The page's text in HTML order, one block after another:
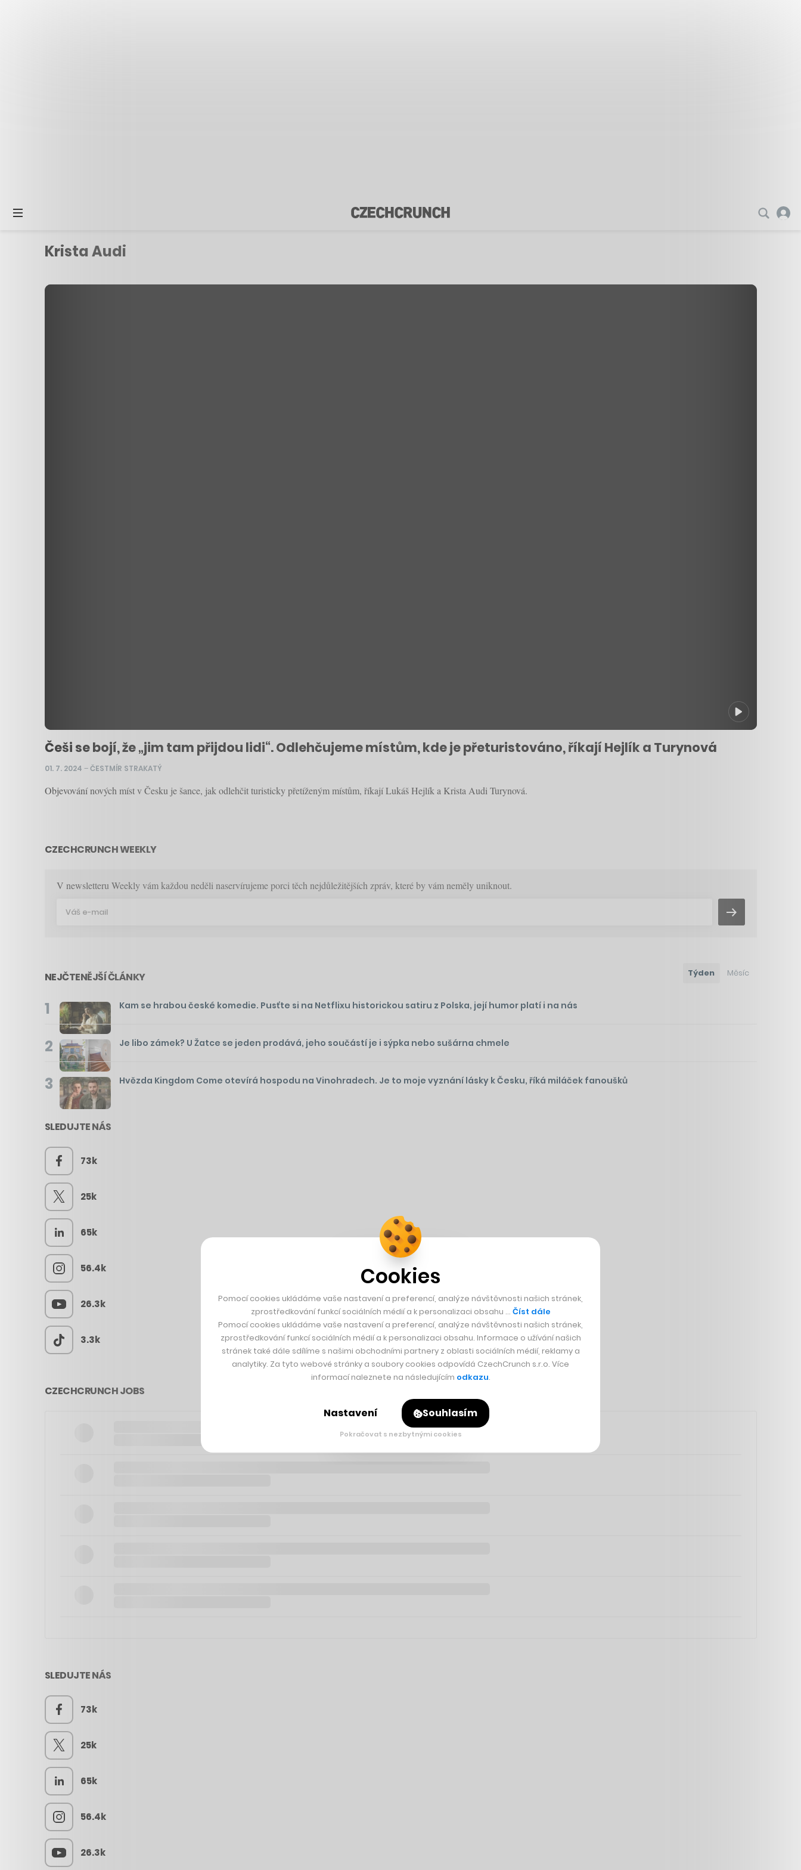
Krista Audi
Češi se bojí, že „jim tam přijdou lidi“. Odlehčujeme místům, kde je přeturistováno, říkají Hejlík a Turynová
01. 7. 2024 –ČESTMÍR STRAKATÝ
Objevování nových míst v Česku je šance, jak odlehčit turisticky přetíženým místům, říkají Lukáš Hejlík a Krista Audi Turynová.
CZECHCRUNCH WEEKLY
V newsletteru Weekly vám každou neděli naservírujeme porci těch nejdůležitějších zpráv, které by vám neměly uniknout.
NEJČTENĚJŠÍ ČLÁNKY Týden Měsíc
1 Kam se hrabou české komedie. Pusťte si na Netflixu historickou satiru z Polska, její humor platí i na nás
2 Je libo zámek? U Žatce se jeden prodává, jeho součástí je i sýpka nebo sušárna chmele
3 Hvězda Kingdom Come otevírá hospodu na Vinohradech. Je to moje vyznání lásky k Česku, říká miláček fanoušků
SLEDUJTE NÁS
73k
25k
65k
56.4k
26.3k
3.3k
CZECHCRUNCH JOBS
SLEDUJTE NÁS
73k
25k
65k
56.4k
26.3k
Cookies
Pomocí cookies ukládáme vaše nastavení a preferencí, analýze návštěvnosti našich stránek,
zprostředkování funkcí sociálních médií a k personalizaci obsahu … Číst dále
Pomocí cookies ukládáme vaše nastavení a preferencí, analýze návštěvnosti našich stránek,
zprostředkování funkcí sociálních médií a k personalizaci obsahu. Informace o užívání našich
stránek také dále sdílíme s našimi obchodními partnery z oblasti sociálních médií, reklamy a
analytiky. Za tyto webové stránky a soubory cookies odpovídá CzechCrunch s.r.o. Více
informací naleznete na následujícím odkazu.
Nastavení Souhlasím
Pokračovat s nezbytnými cookies